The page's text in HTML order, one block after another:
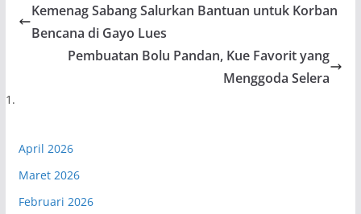
Kemenag Sabang Salurkan Bantuan untuk Korban
Bencana di Gayo Lues
Pembuatan Bolu Pandan, Kue Favorit yang
Menggoda Selera
April 2026
Maret 2026
Februari 2026